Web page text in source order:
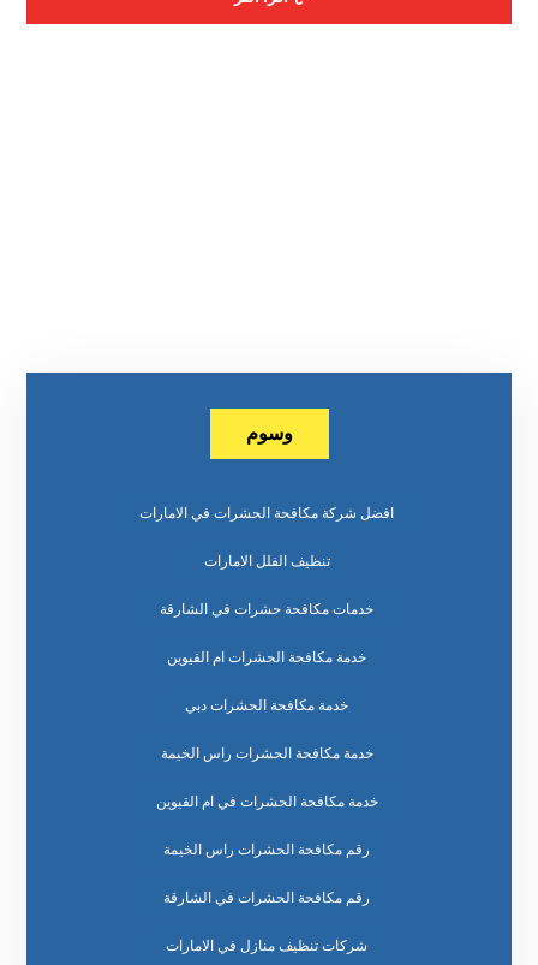
وسوم
افضل شركة مكافحة الحشرات في الامارات
تنظيف الفلل الامارات
خدمات مكافحة حشرات في الشارقة
خدمة مكافحة الحشرات ام القيوين
خدمة مكافحة الحشرات دبي
خدمة مكافحة الحشرات راس الخيمة
خدمة مكافحة الحشرات في ام القيوين
رقم مكافحة الحشرات راس الخيمة
رقم مكافحة الحشرات في الشارقة
شركات تنظيف منازل في الامارات